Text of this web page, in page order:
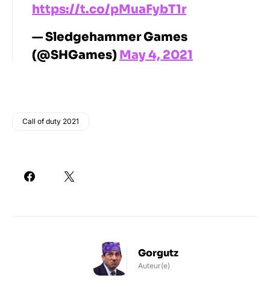
https://t.co/pMuaFybT1r
— Sledgehammer Games
(@SHGames) May 4, 2021
Call of duty 2021
Gorgutz
Auteur(e)